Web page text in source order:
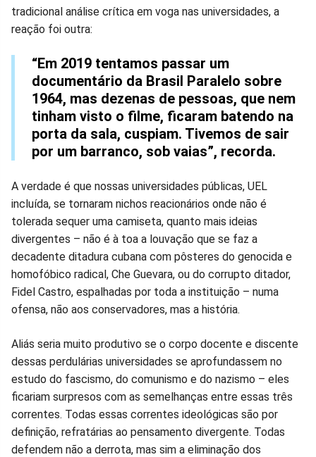
tradicional análise crítica em voga nas universidades, a
reação foi outra:
“Em 2019 tentamos passar um
documentário da Brasil Paralelo sobre
1964, mas dezenas de pessoas, que nem
tinham visto o filme, ficaram batendo na
porta da sala, cuspiam. Tivemos de sair
por um barranco, sob vaias”, recorda.
A verdade é que nossas universidades públicas, UEL
incluída, se tornaram nichos reacionários onde não é
tolerada sequer uma camiseta, quanto mais ideias
divergentes – não é à toa a louvação que se faz a
decadente ditadura cubana com pôsteres do genocida e
homofóbico radical, Che Guevara, ou do corrupto ditador,
Fidel Castro, espalhadas por toda a instituição – numa
ofensa, não aos conservadores, mas a história.
Aliás seria muito produtivo se o corpo docente e discente
dessas perdulárias universidades se aprofundassem no
estudo do fascismo, do comunismo e do nazismo – eles
ficariam surpresos com as semelhanças entre essas três
correntes. Todas essas correntes ideológicas são por
definição, refratárias ao pensamento divergente. Todas
defendem não a derrota, mas sim a eliminação dos